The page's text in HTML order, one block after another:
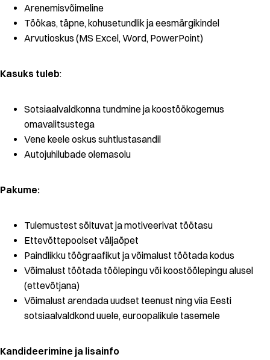
Arenemisvõimeline
Töökas, täpne, kohusetundlik ja eesmärgikindel
Arvutioskus (MS Excel, Word, PowerPoint)
Kasuks tuleb:
Sotsiaalvaldkonna tundmine ja koostöökogemus
omavalitsustega
Vene keele oskus suhtlustasandil
Autojuhilubade olemasolu
Pakume:
Tulemustest sõltuvat ja motiveerivat töötasu
Ettevõttepoolset väljaõpet
Paindlikku töögraafikut ja võimalust töötada kodus
Võimalust töötada töölepingu või koostöölepingu alusel
(ettevõtjana)
Võimalust arendada uudset teenust ning viia Eesti
sotsiaalvaldkond uuele, euroopalikule tasemele
Kandideerimine ja lisainfo